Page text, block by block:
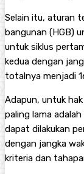
Selain itu, aturan
bangunan (HGB)
untuk siklus
kedua dengan
totalnya menjadi
Adapun, untuk
paling lama
dapat dilakukan
dengan jangka
kriteria dan